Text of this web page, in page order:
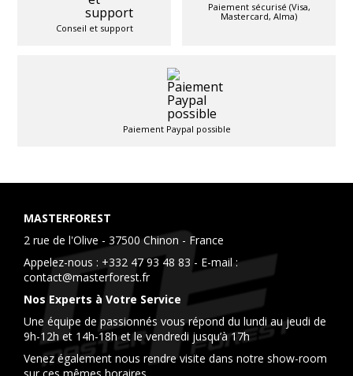
Conseil et support
Paiement sécurisé (Visa,
Mastercard, Alma)
Paiement Paypal possible
MASTERFOREST
2 rue de l'Olive - 37500 Chinon - France
Appelez-nous : +332 47 93 48 83 - E-mail :
contact@masterforest.fr
Nos Experts à Votre Service
Une équipe de passionnés vous répond du lundi au jeudi de
9h-12h et 14h-18h et le vendredi jusqu’à 17h
Venez également nous rendre visite dans notre show-room